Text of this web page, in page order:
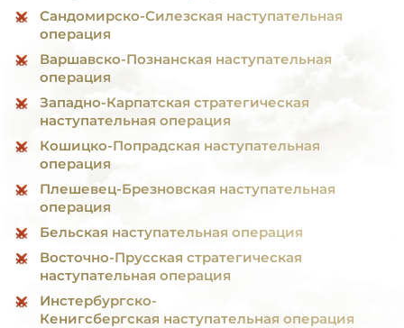
Сандомирско-Силезская наступательная
операция
Варшавско-Познанская наступательная
операция
Западно-Карпатская стратегическая
наступательная операция
Кошицко-Попрадская наступательная
операция
Плешевец-Брезновская наступательная
операция
Бельская наступательная операция
Восточно-Прусская стратегическая
наступательная операция
Инстербургско-
Кенигсбергская наступательная операция